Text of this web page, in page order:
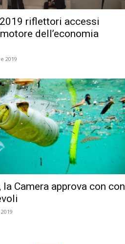
riflettori accessi
dell’economia
2019
la Camera approva con con